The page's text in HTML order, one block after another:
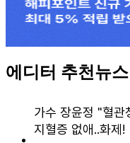
에디터 추천뉴스